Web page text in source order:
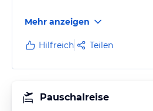
Mehr anzeigen
Hilfreich Teilen
Pauschalreise